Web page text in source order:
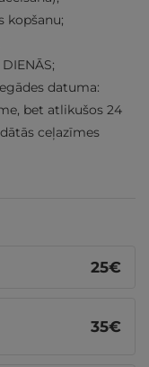
kopšanu;
datuma:
bet atlikušos 24
ceļazīmes
25€
35€